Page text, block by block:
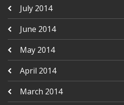
July 2014
June 2014
May 2014
April 2014
March 2014